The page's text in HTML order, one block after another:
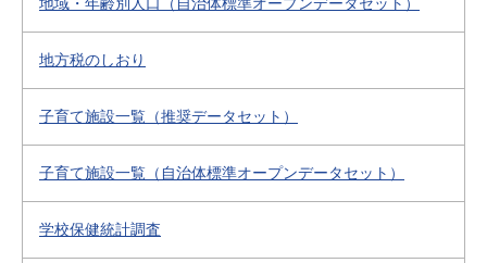
地方税のしおり
子育て施設一覧（推奨データセット）
子育て施設一覧（自治体標準オープンデータセット）
学校保健統計調査